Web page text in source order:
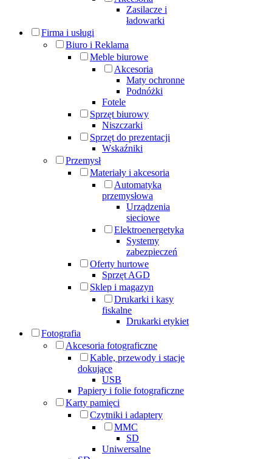
Zasilacze i
ładowarki
Firma i usługi
Biuro i Reklama
Meble biurowe
Akcesoria
Maty ochronne
Podnóżki
Fotele
Sprzęt biurowy
Niszczarki
Sprzęt do prezentacji
Wskaźniki
Przemysł
Materiały i akcesoria
Automatyka
przemysłowa
Urządzenia
sieciowe
Elektroenergetyka
Systemy
zabezpieczeń
Oferty hurtowe
Sprzęt AGD
Sklep i magazyn
Drukarki i kasy
fiskalne
Drukarki etykiet
Fotografia
Akcesoria fotograficzne
Kable, przewody i stacje
dokujące
USB
Papiery i folie fotograficzne
Karty pamięci
Czytniki i adaptery
MMC
SD
Uniwersalne